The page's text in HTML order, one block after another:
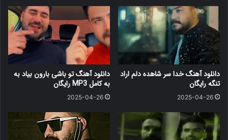
دانلود آهنگ خدا سر شاهده دلم اراد
تنگه رایگان
2025-04-26
دانلود آهنگ ﺗﻮ ﺑﺎﺷﻰ ﺑﺎرون ﺑﻴﺎد ﺑﻪ
ﺑﻪ کامل MP3 رایگان
2025-04-26